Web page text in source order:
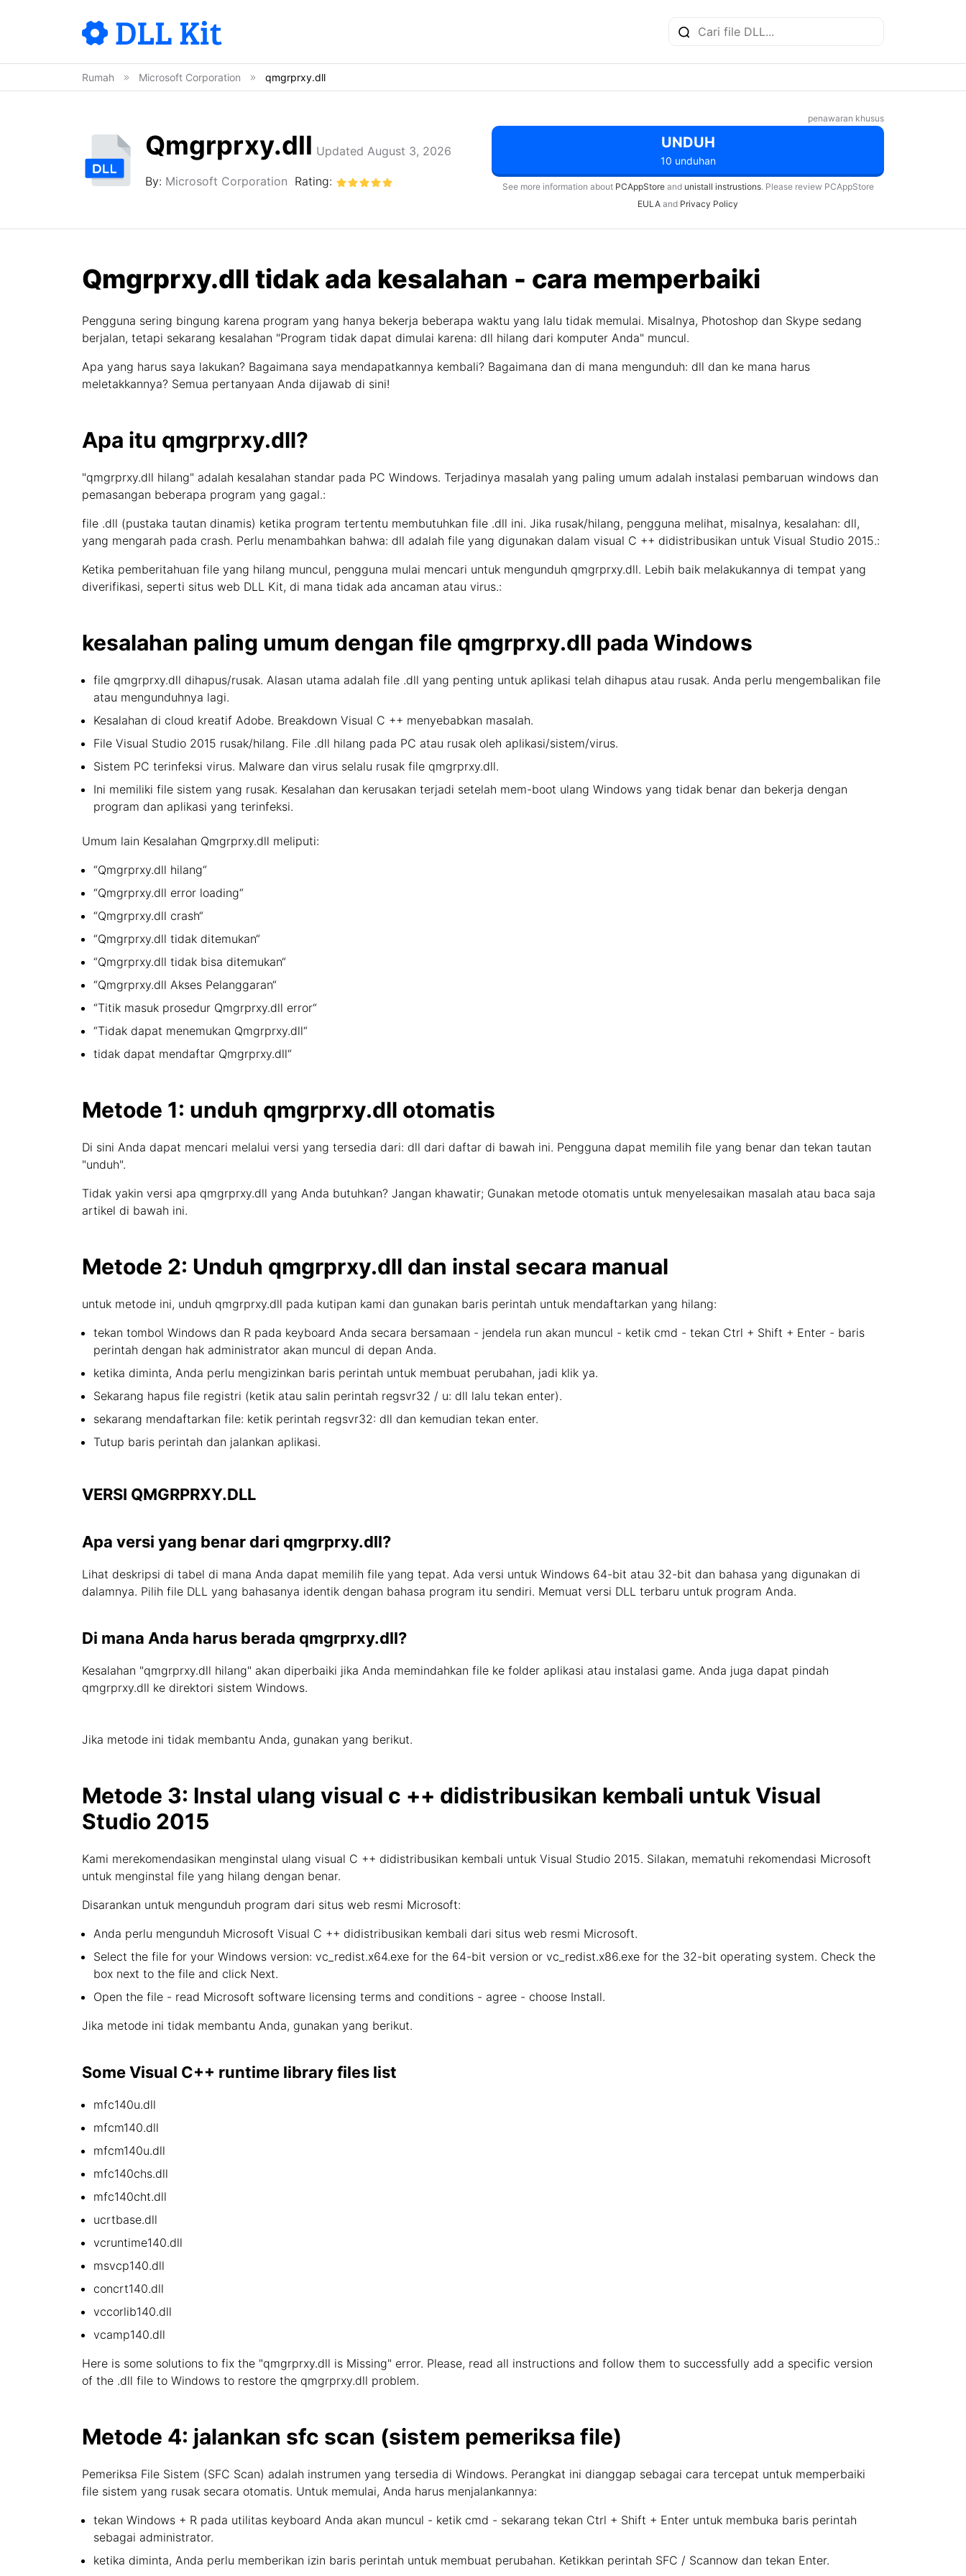
Rumah Microsoft Corporation qmgrprxy.dll
Qmgrprxy.dll Updated August 3, 2026
By: Microsoft Corporation Rating:
penawaran khusus
UNDUH
10 unduhan
See more information about PCAppStoreand unistall instrustions. Please review PCAppStore
EULA and Privacy Policy
Qmgrprxy.dll tidak ada kesalahan - cara memperbaiki
Pengguna sering bingung karena program yang hanya bekerja beberapa waktu yang lalu tidak memulai. Misalnya, Photoshop dan Skype sedang
berjalan, tetapi sekarang kesalahan "Program tidak dapat dimulai karena: dll hilang dari komputer Anda" muncul.
Apa yang harus saya lakukan? Bagaimana saya mendapatkannya kembali? Bagaimana dan di mana mengunduh: dll dan ke mana harus
meletakkannya? Semua pertanyaan Anda dijawab di sini!
Apa itu qmgrprxy.dll?
"qmgrprxy.dll hilang" adalah kesalahan standar pada PC Windows. Terjadinya masalah yang paling umum adalah instalasi pembaruan windows dan
pemasangan beberapa program yang gagal.:
file .dll (pustaka tautan dinamis) ketika program tertentu membutuhkan file .dll ini. Jika rusak/hilang, pengguna melihat, misalnya, kesalahan: dll,
yang mengarah pada crash. Perlu menambahkan bahwa: dll adalah file yang digunakan dalam visual C ++ didistribusikan untuk Visual Studio 2015.:
Ketika pemberitahuan file yang hilang muncul, pengguna mulai mencari untuk mengunduh qmgrprxy.dll. Lebih baik melakukannya di tempat yang
diverifikasi, seperti situs web DLL Kit, di mana tidak ada ancaman atau virus.:
kesalahan paling umum dengan file qmgrprxy.dll pada Windows
file qmgrprxy.dll dihapus/rusak. Alasan utama adalah file .dll yang penting untuk aplikasi telah dihapus atau rusak. Anda perlu mengembalikan file
atau mengunduhnya lagi.
Kesalahan di cloud kreatif Adobe. Breakdown Visual C ++ menyebabkan masalah.
File Visual Studio 2015 rusak/hilang. File .dll hilang pada PC atau rusak oleh aplikasi/sistem/virus.
Sistem PC terinfeksi virus. Malware dan virus selalu rusak file qmgrprxy.dll.
Ini memiliki file sistem yang rusak. Kesalahan dan kerusakan terjadi setelah mem-boot ulang Windows yang tidak benar dan bekerja dengan
program dan aplikasi yang terinfeksi.
Umum lain Kesalahan Qmgrprxy.dll meliputi:
“Qmgrprxy.dll hilang“
“Qmgrprxy.dll error loading“
“Qmgrprxy.dll crash“
“Qmgrprxy.dll tidak ditemukan“
“Qmgrprxy.dll tidak bisa ditemukan“
“Qmgrprxy.dll Akses Pelanggaran“
“Titik masuk prosedur Qmgrprxy.dll error“
“Tidak dapat menemukan Qmgrprxy.dll“
tidak dapat mendaftar Qmgrprxy.dll“
Metode 1: unduh qmgrprxy.dll otomatis
Di sini Anda dapat mencari melalui versi yang tersedia dari: dll dari daftar di bawah ini. Pengguna dapat memilih file yang benar dan tekan tautan
"unduh".
Tidak yakin versi apa qmgrprxy.dll yang Anda butuhkan? Jangan khawatir; Gunakan metode otomatis untuk menyelesaikan masalah atau baca saja
artikel di bawah ini.
Metode 2: Unduh qmgrprxy.dll dan instal secara manual
untuk metode ini, unduh qmgrprxy.dll pada kutipan kami dan gunakan baris perintah untuk mendaftarkan yang hilang:
tekan tombol Windows dan R pada keyboard Anda secara bersamaan - jendela run akan muncul - ketik cmd - tekan Ctrl + Shift + Enter - baris
perintah dengan hak administrator akan muncul di depan Anda.
ketika diminta, Anda perlu mengizinkan baris perintah untuk membuat perubahan, jadi klik ya.
Sekarang hapus file registri (ketik atau salin perintah regsvr32 / u: dll lalu tekan enter).
sekarang mendaftarkan file: ketik perintah regsvr32: dll dan kemudian tekan enter.
Tutup baris perintah dan jalankan aplikasi.
VERSI QMGRPRXY.DLL
Apa versi yang benar dari qmgrprxy.dll?
Lihat deskripsi di tabel di mana Anda dapat memilih file yang tepat. Ada versi untuk Windows 64-bit atau 32-bit dan bahasa yang digunakan di
dalamnya. Pilih file DLL yang bahasanya identik dengan bahasa program itu sendiri. Memuat versi DLL terbaru untuk program Anda.
Di mana Anda harus berada qmgrprxy.dll?
Kesalahan "qmgrprxy.dll hilang" akan diperbaiki jika Anda memindahkan file ke folder aplikasi atau instalasi game. Anda juga dapat pindah
qmgrprxy.dll ke direktori sistem Windows.
Jika metode ini tidak membantu Anda, gunakan yang berikut.
Metode 3: Instal ulang visual c ++ didistribusikan kembali untuk Visual
Studio 2015
Kami merekomendasikan menginstal ulang visual C ++ didistribusikan kembali untuk Visual Studio 2015. Silakan, mematuhi rekomendasi Microsoft
untuk menginstal file yang hilang dengan benar.
Disarankan untuk mengunduh program dari situs web resmi Microsoft:
Anda perlu mengunduh Microsoft Visual C ++ didistribusikan kembali dari situs web resmi Microsoft.
Select the file for your Windows version: vc_redist.x64.exe for the 64-bit version or vc_redist.x86.exe for the 32-bit operating system. Check the
box next to the file and click Next.
Open the file - read Microsoft software licensing terms and conditions - agree - choose Install.
Jika metode ini tidak membantu Anda, gunakan yang berikut.
Some Visual C++ runtime library files list
mfc140u.dll
mfcm140.dll
mfcm140u.dll
mfc140chs.dll
mfc140cht.dll
ucrtbase.dll
vcruntime140.dll
msvcp140.dll
concrt140.dll
vccorlib140.dll
vcamp140.dll
Here is some solutions to fix the "qmgrprxy.dll is Missing" error. Please, read all instructions and follow them to successfully add a specific version
of the .dll file to Windows to restore the qmgrprxy.dll problem.
Metode 4: jalankan sfc scan (sistem pemeriksa file)
Pemeriksa File Sistem (SFC Scan) adalah instrumen yang tersedia di Windows. Perangkat ini dianggap sebagai cara tercepat untuk memperbaiki
file sistem yang rusak secara otomatis. Untuk memulai, Anda harus menjalankannya:
tekan Windows + R pada utilitas keyboard Anda akan muncul - ketik cmd - sekarang tekan Ctrl + Shift + Enter untuk membuka baris perintah
sebagai administrator.
ketika diminta, Anda perlu memberikan izin baris perintah untuk membuat perubahan. Ketikkan perintah SFC / Scannow dan tekan Enter.